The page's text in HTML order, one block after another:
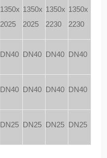
1350x
2025
1350x
2025
1350x
2230
1350x
2230
DN40 DN40 DN40 DN40
DN40 DN40 DN40 DN40
DN25 DN25 DN25 DN25